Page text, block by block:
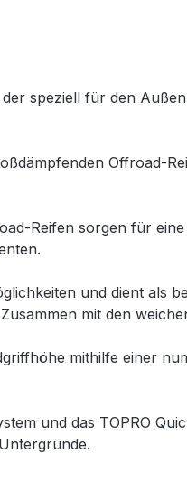
speziell für den
Offroad-
Reifen sorgen für
und dient als
mit den
mithilfe einer
und das TOPRO